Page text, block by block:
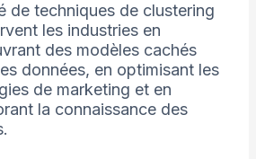
de techniques de clustering
les industries en
des modèles cachés
données, en optimisant les
de marketing et en
la connaissance des